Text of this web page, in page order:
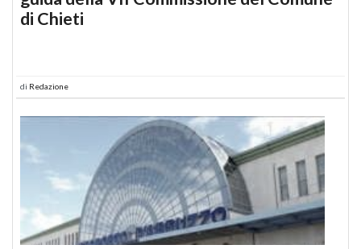
di Chieti
di Redazione